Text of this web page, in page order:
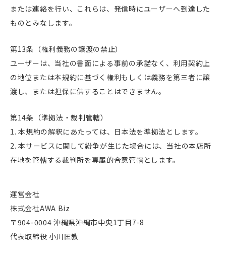
または連絡を行い、これらは、発信時にユーザーへ到達した
ものとみなします。
第13条（権利義務の譲渡の禁止）
ユーザーは、当社の書面による事前の承諾なく、利用契約上
の地位または本規約に基づく権利もしくは義務を第三者に譲
渡し、または担保に供することはできません。
第14条（準拠法・裁判管轄）
本規約の解釈にあたっては、日本法を準拠法とします。
本サービスに関して紛争が生じた場合には、当社の本店所
在地を管轄する裁判所を専属的合意管轄とします。
運営会社
株式会社AWA Biz
〒904-0004 沖縄県沖縄市中央1丁目7-8
代表取締役 小川匡教